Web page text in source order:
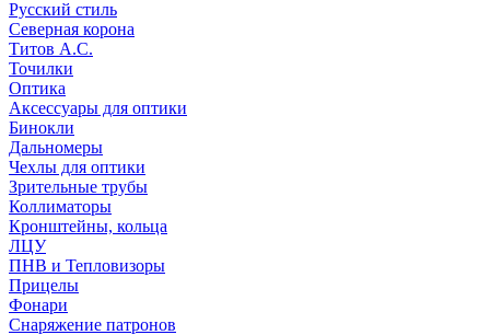
Русский стиль
Северная корона
Титов А.С.
Точилки
Оптика
Аксессуары для оптики
Бинокли
Дальномеры
Чехлы для оптики
Зрительные трубы
Коллиматоры
Кронштейны, кольца
ЛЦУ
ПНВ и Тепловизоры
Прицелы
Фонари
Снаряжение патронов